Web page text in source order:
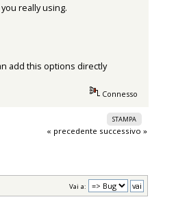
really using.
add this options directly
Connesso
STAMPA
« precedente successivo »
Vai a: